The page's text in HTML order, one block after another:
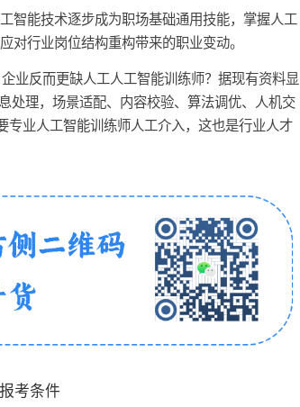
智能技术逐步成为职场基础通用技能，掌握人工
对行业岗位结构重构带来的职业变动。
业反而更缺人工人工智能训练师？据现有资料显
处理，场景适配、内容校验、算法调优、人机交
专业人工智能训练师人工介入，这也是行业人才
考条件